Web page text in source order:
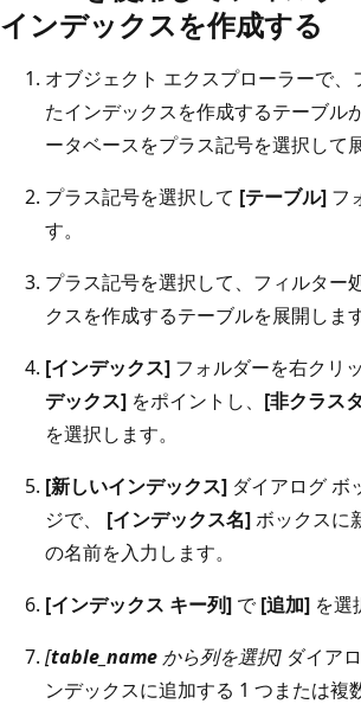
インデックスを作成する
オブジェクト エクスプローラーで
たインデックスを作成するテーブル
ータベースをプラス記号を選択して
プラス記号を選択して [テーブル] フ
す。
プラス記号を選択して、フィルター
クスを作成するテーブルを展開します
[インデックス] フォルダーを右クリッ
デックス] をポイントし、 [非クラス
を選択します。
[新しいインデックス] ダイアログ ボ
ジで、 [インデックス名]ボックスに
の名前を入力します。
[インデックス キー列] で[追加] を選
[table_name から列を選択] ダイア
ンデックスに追加する 1 つまたは複